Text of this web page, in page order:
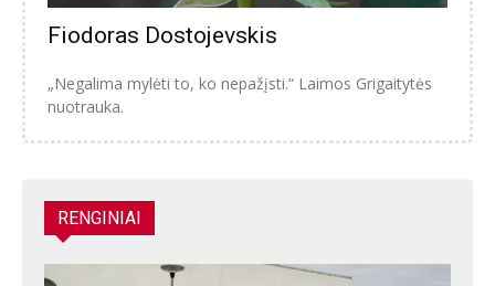
Fiodoras Dostojevskis
„Negalima mylėti to, ko nepažįsti.“ Laimos Grigaitytės
nuotrauka.
RENGINIAI